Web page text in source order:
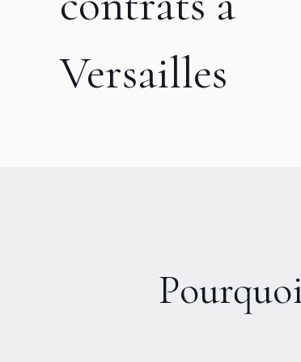
Versailles